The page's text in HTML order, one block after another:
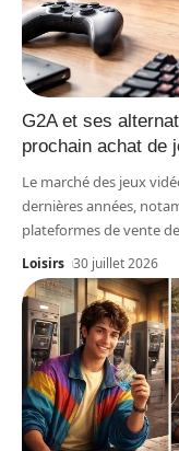
G2A et ses
prochain achat de
Le marché des jeux
dernières années,
plateformes de vente
Loisirs 30 juillet 2026